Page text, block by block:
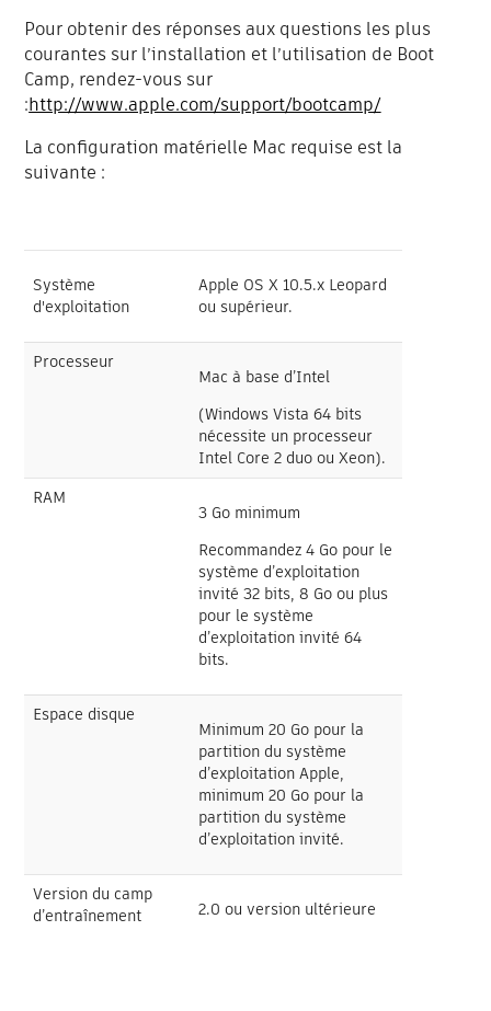
Pour obtenir des réponses aux questions les plus
courantes sur l’installation et l’utilisation de Boot
Camp, rendez-vous sur
:http://www.apple.com/support/bootcamp/
La configuration matérielle Mac requise est la
suivante :
Système
d'exploitation
Apple OS X 10.5.x Leopard
ou supérieur.
Processeur
Mac à base d’Intel
(Windows Vista 64 bits
nécessite un processeur
Intel Core 2 duo ou Xeon).
RAM
3 Go minimum
Recommandez 4 Go pour le
système d’exploitation
invité 32 bits, 8 Go ou plus
pour le système
d’exploitation invité 64
bits.
Espace disque
Minimum 20 Go pour la
partition du système
d’exploitation Apple,
minimum 20 Go pour la
partition du système
d’exploitation invité.
Version du camp
d’entraînement
2.0 ou version ultérieure